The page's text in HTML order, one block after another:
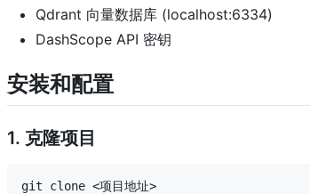
Qdrant 向量数据库 (localhost:6334)
DashScope API 密钥
安装和配置
1. 克隆项目
git clone <项目地址>